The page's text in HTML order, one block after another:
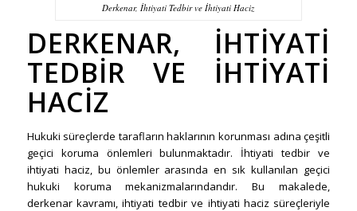
Derkenar, İhtiyati Tedbir ve İhtiyati Haciz
DERKENAR, İHTIYATI
TEDBIR VE İHTIYATI
HACIZ
Hukuki süreçlerde tarafların haklarının korunması adına çeşitli
geçici koruma önlemleri bulunmaktadır. İhtiyati tedbir ve
ihtiyati haciz, bu önlemler arasında en sık kullanılan geçici
hukuki koruma mekanizmalarındandır. Bu makalede,
derkenar kavramı, ihtiyati tedbir ve ihtiyati haciz süreçleriyle